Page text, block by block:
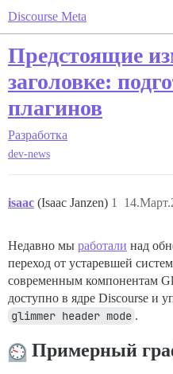
Discourse Meta
Предстоящие
заголовке:
плагинов
Разработка
dev-news
isaac (Isaac Janzen) 1
Недавно мы работали над
переход от устаревшей
современным компонентам
доступно в ядре Discourse и
glimmer header mode .
Примерный